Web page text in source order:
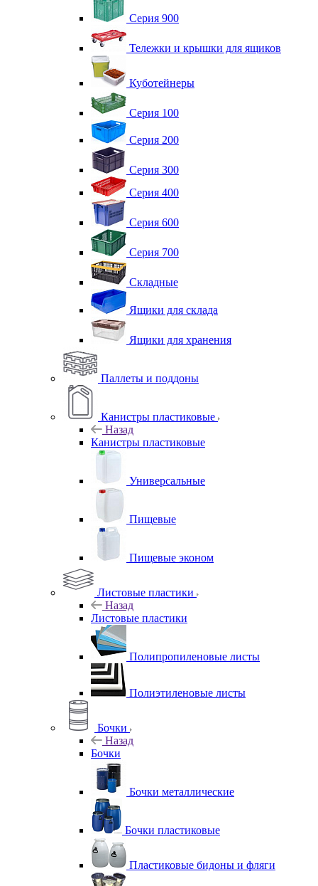
Серия 900
Тележки и крышки для ящиков
Куботейнеры
Серия 100
Серия 200
Серия 300
Серия 400
Серия 600
Серия 700
Складные
Ящики для склада
Ящики для хранения
Паллеты и поддоны
Канистры пластиковые
Назад
Канистры пластиковые
Универсальные
Пищевые
Пищевые эконом
Листовые пластики
Назад
Листовые пластики
Полипропиленовые листы
Полиэтиленовые листы
Бочки
Назад
Бочки
Бочки металлические
Бочки пластиковые
Пластиковые бидоны и фляги